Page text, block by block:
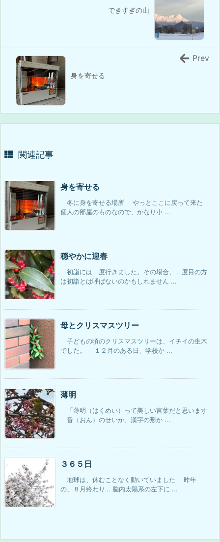
できすぎの山
身を寄せる
Prev
関連記事
身を寄せる
冬に身を寄せる場所 やっとここに戻って来た
個人の部屋のものなので、かなり小 ...
穏やかに迎春
初詣には二度行きました。その場合、二度目の方
は初詣とは呼ばないのかもしれません ...
母とクリスマスツリー
子どもの頃のクリスマスツリーは、イチイの生木
でした。 １２月のある日、学校か ...
薄明
「薄明（はくめい）って美しい言葉だと思います
音（おん）のせいか、漢字の形か ...
３６５日
地球は、休むことなく動いていました 昨年
の、８月終わり… 脳内太陽系の左下に ...